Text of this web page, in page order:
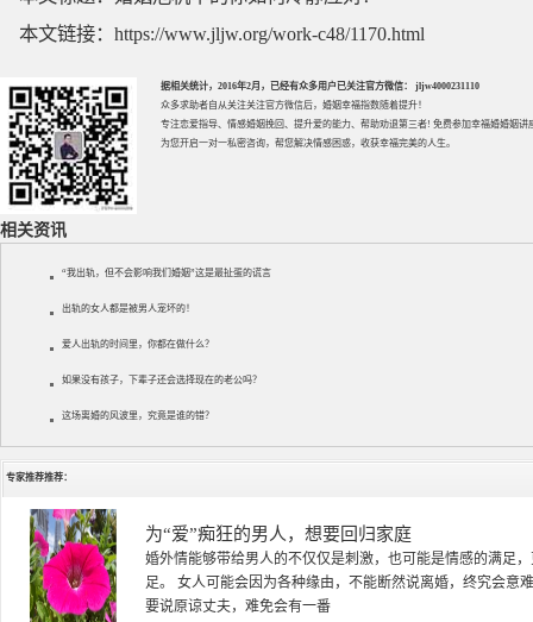
本文链接： https://www.jljw.org/work-c48/1170.html
据相关统计，2016年2月，已经有众多用户已关注官方微信： jljw4000231110
众多求助者自从关注关注官方微信后，婚姻幸福指数随着提升！
专注恋爱指导、 情感婚姻挽回 、提升爱的能力、帮助劝退第三者! 免费参加幸福婚婚姻讲
为您开启一对一私密咨询，帮您解决情感困惑，收获幸福完美的人生。
相关资讯
“我出轨，但不会影响我们婚姻”这是最扯蛋的谎言
出轨的女人都是被男人宠坏的！
爱人出轨的时间里，你都在做什么？
如果没有孩子，下辈子还会选择现在的老公吗？
这场离婚的风波里，究竟是谁的错？
专家推荐推荐：
徐珞棋
徐珞棋，婚姻家庭咨询师，毕业于重庆师范大学心理学专业
多年，对婚姻情感分析、恋爱择偶、夫妻关系，情感挽回、
千小时，积累了丰富的咨